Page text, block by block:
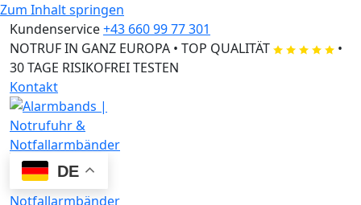
Zum Inhalt springen
Kundenservice+43 660 99 77 301
NOTRUF IN GANZ EUROPA • TOP QUALITÄT
•
30 TAGE RISIKOFREI TESTEN
Kontakt
DE